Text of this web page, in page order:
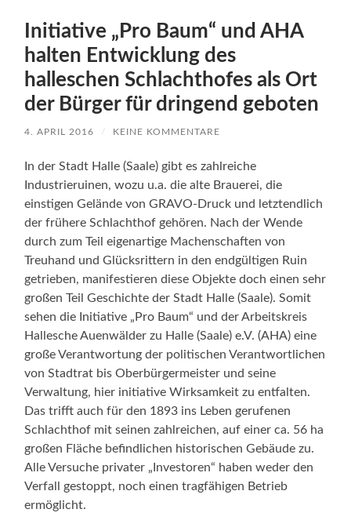
Initiative „Pro Baum“ und AHA
halten Entwicklung des
halleschen Schlachthofes als Ort
der Bürger für dringend geboten
4. APRIL 2016 / KEINE KOMMENTARE
In der Stadt Halle (Saale) gibt es zahlreiche
Industrieruinen, wozu u.a. die alte Brauerei, die
einstigen Gelände von GRAVO-Druck und letztendlich
der frühere Schlachthof gehören. Nach der Wende
durch zum Teil eigenartige Machenschaften von
Treuhand und Glücksrittern in den endgültigen Ruin
getrieben, manifestieren diese Objekte doch einen sehr
großen Teil Geschichte der Stadt Halle (Saale). Somit
sehen die Initiative „Pro Baum“ und der Arbeitskreis
Hallesche Auenwälder zu Halle (Saale) e.V. (AHA) eine
große Verantwortung der politischen Verantwortlichen
von Stadtrat bis Oberbürgermeister und seine
Verwaltung, hier initiative Wirksamkeit zu entfalten.
Das trifft auch für den 1893 ins Leben gerufenen
Schlachthof mit seinen zahlreichen, auf einer ca. 56 ha
großen Fläche befindlichen historischen Gebäude zu.
Alle Versuche privater „Investoren“ haben weder den
Verfall gestoppt, noch einen tragfähigen Betrieb
ermöglicht.